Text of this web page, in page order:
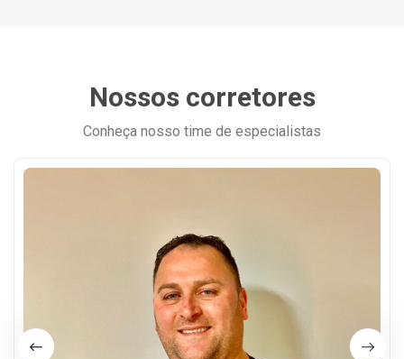
Nossos corretores
Conheça nosso time de especialistas